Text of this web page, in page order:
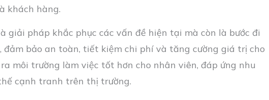
khách hàng.
giải pháp khắc phục các vấn đề hiện tại mà còn là bước đi
đảm bảo an toàn, tiết kiệm chi phí và tăng cường giá trị cho
môi trường làm việc tốt hơn cho nhân viên, đáp ứng nhu
cạnh tranh trên thị trường.